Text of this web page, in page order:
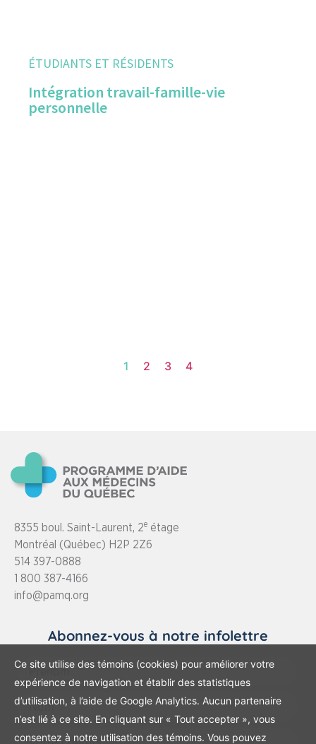
ÉTUDIANTS ET RÉSIDENTS
Intégration travail-famille-vie
personnelle
1 2 3 4
8355 boul. Saint-Laurent, 2e étage
Montréal (Québec) H2P 2Z6
514 397-0888
1 800 387-4166
info@pamq.org
Abonnez-vous à notre infolettre
Prénom
Nom
:
Votre
Ce site utilise des témoins (cookies) pour améliorer votre
expérience de navigation et établir des statistiques
d’utilisation, à l’aide de Google Analytics. Aucun partenaire
n’est lié à ce site. En cliquant sur « Tout accepter », vous
consentez à notre utilisation des témoins. Vous pouvez